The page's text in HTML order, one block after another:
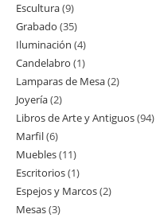
productos
Escultura 99
productos
Grabado 3535
productos
Iluminación 44
productos
Candelabro 11
producto
Lamparas de Mesa 22
Joyería 22
productos
Libros de Arte y Antiguos 9494
Marfil 66
productos
Muebles 1111
productos
Escritorios 11
producto
Espejos y Marcos 22
Mesas 33